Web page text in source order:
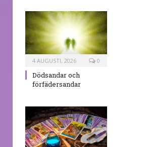
4 AUGUSTI, 2026 0
Dödsandar och
förfädersandar